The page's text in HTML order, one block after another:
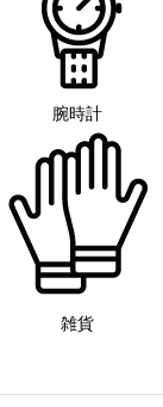
腕時計
雑貨